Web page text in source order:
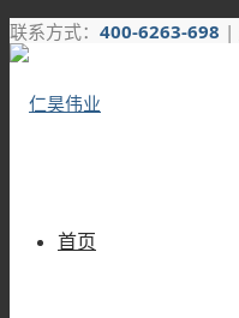
联系方式： 400-6263-698 |
首页